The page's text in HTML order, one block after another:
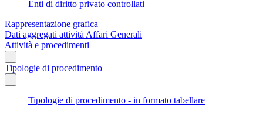
Enti di diritto privato controllati
Rappresentazione grafica
Dati aggregati attività Affari Generali
Attività e procedimenti
Tipologie di procedimento
Tipologie di procedimento - in formato tabellare